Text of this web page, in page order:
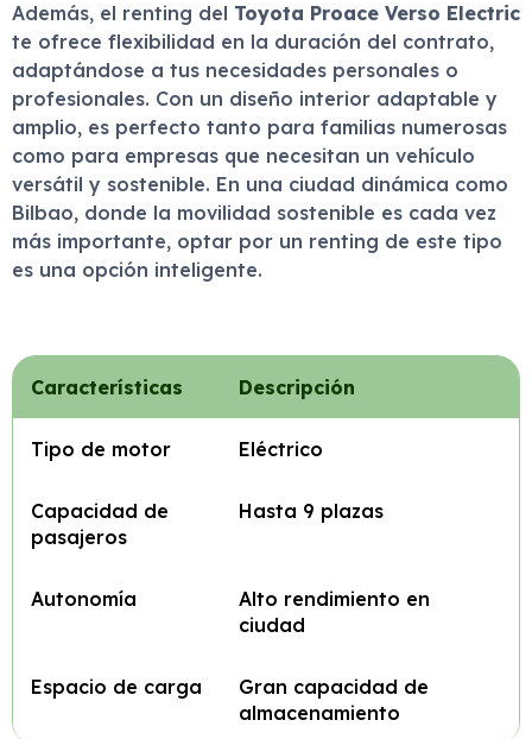
Además, el renting del Toyota Proace Verso Electric
te ofrece flexibilidad en la duración del contrato,
adaptándose a tus necesidades personales o
profesionales. Con un diseño interior adaptable y
amplio, es perfecto tanto para familias numerosas
como para empresas que necesitan un vehículo
versátil y sostenible. En una ciudad dinámica como
Bilbao, donde la movilidad sostenible es cada vez
más importante, optar por un renting de este tipo
es una opción inteligente.
Características Descripción
Tipo de motor Eléctrico
Capacidad de
pasajeros
Hasta 9 plazas
Autonomía
Alto rendimiento en
ciudad
Espacio de carga
Gran capacidad de
almacenamiento